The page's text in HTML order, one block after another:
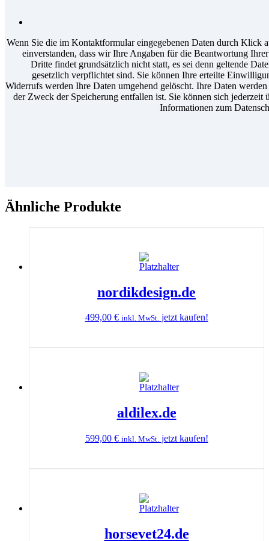
Wenn Sie die im Kontaktformular eingegebenen Daten durch Klick
einverstanden, dass wir Ihre Angaben für die Beantwortung
Dritte findet grundsätzlich nicht statt, es sei denn geltende
gesetzlich verpflichtet sind. Sie können Ihre erteilte
Widerrufs werden Ihre Daten umgehend gelöscht. Ihre Daten
der Zweck der Speicherung entfallen ist. Sie können sich
Informationen zum
Ähnliche Produkte
nordikdesign.de
499,00 € inkl. MwSt. jetzt kaufen!
aldilex.de
599,00 € inkl. MwSt. jetzt kaufen!
horsevet24.de